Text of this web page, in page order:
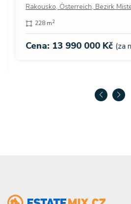
Rakousko, Österreich, Bezirk
228 m 2
Cena: 13 990 000 Kč(za